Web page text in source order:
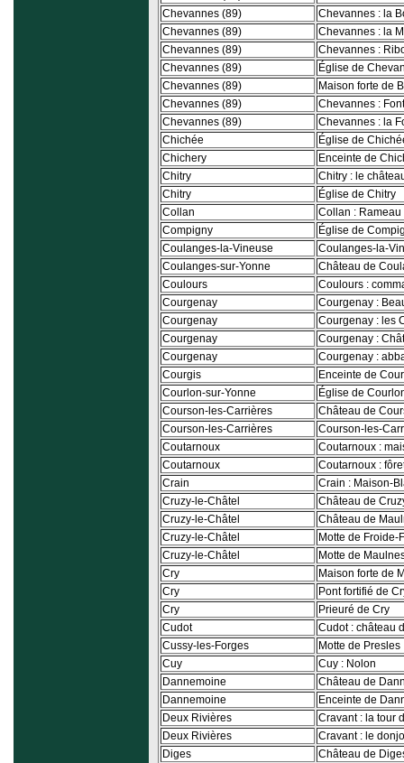
Chevannes (89)
Chevannes : la
Chevannes (89)
Chevannes : la
Chevannes (89)
Chevannes :
Chevannes (89)
Église de
Chevannes (89)
Maison forte de
Chevannes (89)
Chevannes :
Chevannes (89)
Chevannes : la
Chichée
Église de
Chichery
Enceinte de
Chitry
Chitry : le
Chitry
Église de Chitry
Collan
Collan : Rameau
Compigny
Église de
Coulanges-la-Vineuse
Coulanges-la-
Coulanges-sur-Yonne
Château de
Coulours
Coulours :
Courgenay
Courgenay :
Courgenay
Courgenay : les
Courgenay
Courgenay :
Courgenay
Courgenay :
Courgis
Enceinte de
Courlon-sur-Yonne
Église de
Courson-les-Carrières
Château de
Courson-les-Carrières
Courson-les-
Coutarnoux
Coutarnoux :
Coutarnoux
Coutarnoux :
Crain
Crain : Maison-
Cruzy-le-Châtel
Château de
Cruzy-le-Châtel
Château de
Cruzy-le-Châtel
Motte de Froide-
Cruzy-le-Châtel
Motte de
Cry
Maison forte de
Cry
Pont fortifié de
Cry
Prieuré de Cry
Cudot
Cudot : château
Cussy-les-Forges
Motte de Presles
Cuy
Cuy : Nolon
Dannemoine
Château de
Dannemoine
Enceinte de
Deux Rivières
Cravant : la tour
Deux Rivières
Cravant : le
Diges
Château de